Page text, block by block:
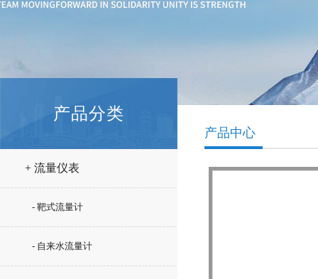
产品分类
+ 流量仪表
- 靶式流量计
- 自来水流量计
产品中心